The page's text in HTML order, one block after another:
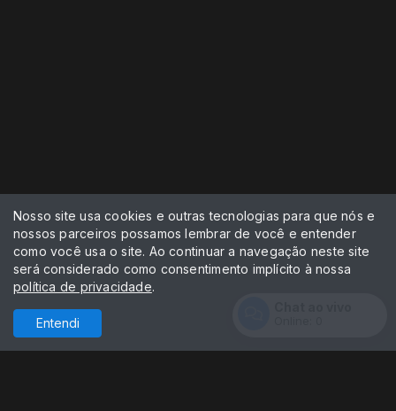
Nosso site usa cookies e outras tecnologias para que nós e
nossos parceiros possamos lembrar de você e entender
como você usa o site. Ao continuar a navegação neste site
será considerado como consentimento implícito à nossa
política de privacidade.
Entendi